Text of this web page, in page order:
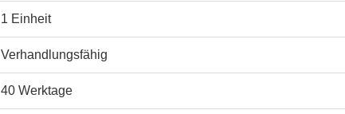
1 Einheit
Verhandlungsfähig
40 Werktage